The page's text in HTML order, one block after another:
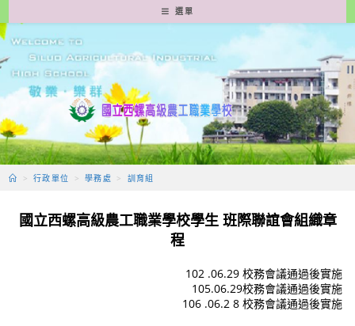
轉
至
要
容
選單
> 行政單位 > 學務處 > 訓育組
國立西螺高級農工職業學校學生 班際聯誼會組織章
程
102 .06.29 校務會議通過後實施
105.06.29校務會議通過後實施
106 .06.2 8 校務會議通過後實施